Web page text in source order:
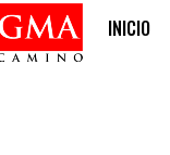
INICIO